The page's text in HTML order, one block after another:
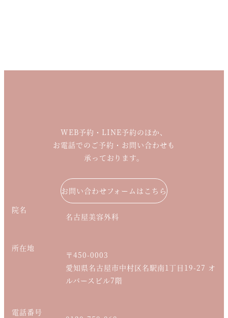
WEB予約・LINE予約のほか、
お電話でのご予約・お問い合わせも
承っております。
お問い合わせフォームはこちら
院名
名古屋美容外科
所在地
〒450-0003
愛知県名古屋市中村区名駅南1丁目19-27 オ
ルバースビル7階
電話番号